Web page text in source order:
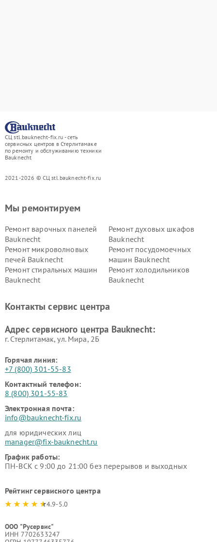
СЦ stl.bauknecht-fix.ru - сеть
сервисных центров в Стерлитамаке
по ремонту и обслуживанию техники
Bauknecht
2021-2026 © СЦ stl.bauknecht-fix.ru
Мы ремонтируем
Ремонт варочных панелей
Bauknecht
Ремонт духовых шкафов
Bauknecht
Ремонт микроволновых
печей Bauknecht
Ремонт посудомоечных
машин Bauknecht
Ремонт стиральных машин
Bauknecht
Ремонт холодильников
Bauknecht
Контакты сервис центра
Адрес сервисного центра Bauknecht:
г. Стерлитамак, ул. Мира, 2Б
Горячая линия:
+7 (800) 301-55-83
Контактный телефон:
8 (800) 301-55-83
Электронная почта:
info@bauknecht-fix.ru
для юридических лиц
manager@fix-bauknecht.ru
График работы:
ПН-ВСК с 9:00 до 21:00 без перерывов и выходных
Рейтинг сервисного центра
4.9-5.0
ООО "Русервис"
ИНН 7702633247